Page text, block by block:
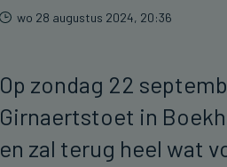
wo 28 augustus 2024, 20:36
Op zondag 22
Girnaertstoet in
en zal terug heel wat